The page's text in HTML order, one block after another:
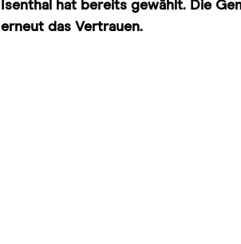
Isenthal hat bereits gewählt. Die
erneut das Vertrauen.